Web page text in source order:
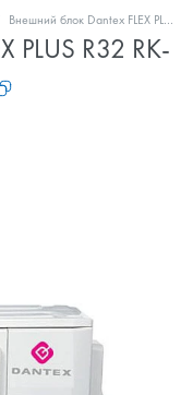
Внешний блок Dantex FLEX PLUS R32 RK-4M28HM3E-W
PLUS R32 RK-